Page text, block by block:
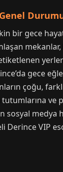
bir gece
gece
çoğu,
sosyal
Derince VIP